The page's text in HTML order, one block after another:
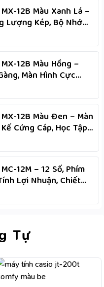
12B Màu Xanh Lá –
Lượng Kép, Bộ Nhớ
12B Màu Hồng –
Màn Hình Cực
Nhanh
12B Màu Đen – Màn
Cứng Cáp, Học Tập
12M – 12 Số, Phím
Lợi Nhuận, Chiết
Tự